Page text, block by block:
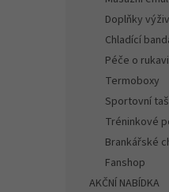
Doplňky
Chladící
Péče o
Termoboxy
Sportovní
Tréninkové
Brankářské
Fanshop
AKČNÍ NABÍDKA